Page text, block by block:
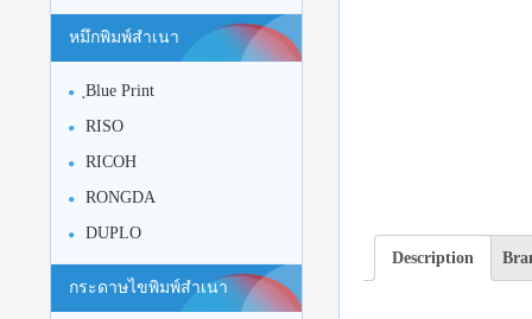
Description
หมึกพิมพ์สำเนา
ฺBlue Print
RISO
RICOH
RONGDA
DUPLO
กระดาษไขพิมพ์สำเนา